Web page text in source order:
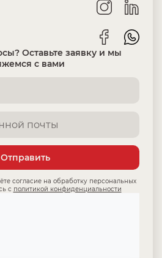
Оставьте заявку и мы
с вами
Отправить
согласие на обработку персональных
с политикой конфиденциальности